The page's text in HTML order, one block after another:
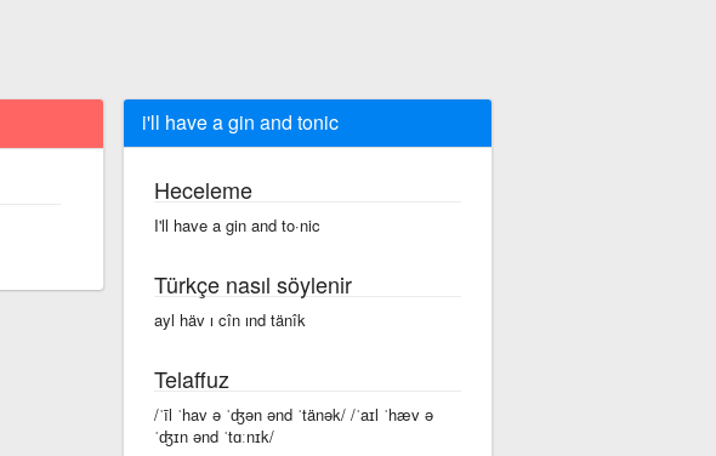
i'll have a gin and tonic
Heceleme
I'll have a gin and to·nic
Türkçe nasıl söylenir
ayl häv ı cîn ınd tänîk
Telaffuz
/ˈīl ˈhav ə ˈʤən ənd ˈtänək/ /ˈaɪl ˈhæv ə
ˈʤɪn ənd ˈtɑːnɪk/